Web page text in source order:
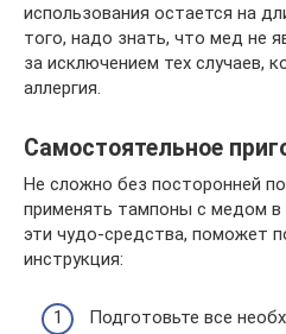
использования остается на
того, надо знать, что мед не
за исключением тех случаев,
аллергия.
Самостоятельное
Не сложно без посторонней
применять тампоны с медом в
эти чудо-средства, поможет
инструкция:
Подготовьте все